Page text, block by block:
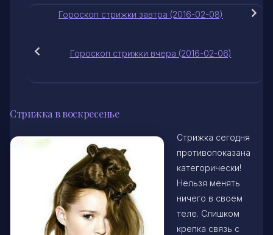
Гороскоп стрижки завтра (2016-02-08)
Гороскоп стрижки вчера (2016-02-06)
Стрижка в воскресенье
Стрижка сегодня
противопоказана
категорически!
Нельзя менять
ничего в своем
теле. Слишком
крепка связь с